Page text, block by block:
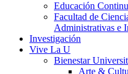
Educación
Facultad de
Administrativas e
Investigación
Vive La U
Bienestar
Arte &